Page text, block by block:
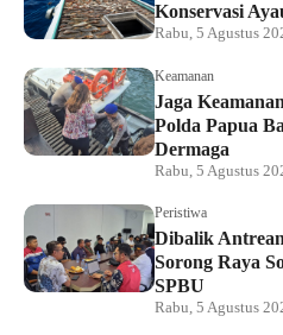
Konservasi
Rabu, 5 Agustus
Keamanan
Jaga
Polda Papua
Dermaga
Rabu, 5 Agustus
Peristiwa
Dibalik
Sorong Raya
SPBU
Rabu, 5 Agustus